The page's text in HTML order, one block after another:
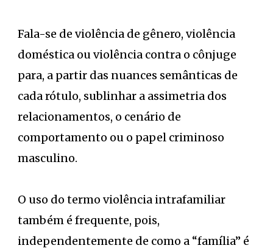
Fala-se de violência de gênero, violência
doméstica ou violência contra o cônjuge
para, a partir das nuances semânticas de
cada rótulo, sublinhar a assimetria dos
relacionamentos, o cenário de
comportamento ou o papel criminoso
masculino.
O uso do termo violência intrafamiliar
também é frequente, pois,
independentemente de como a “família” é